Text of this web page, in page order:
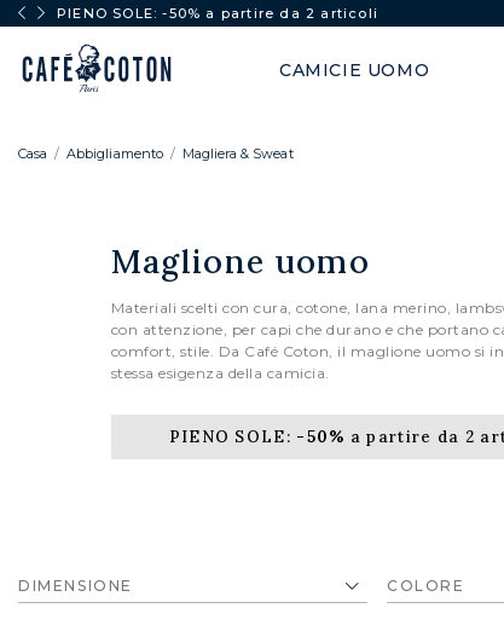
PIENO SOLE: -50% a partire da 2 articoli
CAMICIE UOMO
Casa Abbigliamento Magliera & Sweat
Maglione uomo
Materiali scelti con cura, cotone, lana merino,
con attenzione, per capi che durano e che portano
comfort, stile. Da Café Coton, il maglione uomo si
stessa esigenza della camicia.
PIENO SOLE: -50% a partire da 2
DIMENSIONE